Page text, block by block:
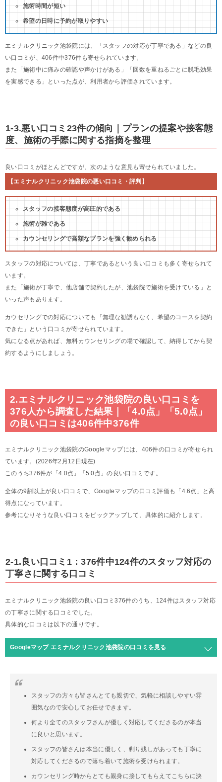
施術時間が短い
希望の日時に予約が取りやすい
エミナルクリニック池袋院には、「スタッフの対応が丁寧である」などの良
い口コミが、406件中376件も寄せられています。
また「施術中に痛みの確認や声かけがある」「回数を重ねるごとに脱毛効果
を実感できる」といった点が、利用者から評価されています。
1-3.悪い口コミ23件の傾向｜プランの提案や接客態
度、施術の手際に関する指摘を整理
良い口コミがほとんどですが、次のような意見も寄せられていました。
【エミナルクリニック池袋院の悪い口コミ・評判】
スタッフの接客態度が高圧的である
施術が雑である
カウンセリングで高額なプランを強く勧められる
スタッフの対応については、丁寧であるという良い口コミも多く寄せられて
います。
また「施術が丁寧で、他店舗で契約したが、池袋院で施術を受けている」と
いった声もあります。
カウセリングでの対応についても「無理な勧誘もなく、希望のコースを契約
できた」という口コミが寄せられています。
気になる点があれば、無料カウンセリングの場で確認して、納得してから契
約するようにしましょう。
2.エミナルクリニック池袋院の良い口コミを
376人から調査した結果｜「4.0点」「5.0点」
の良い口コミは406件中376件
エミナルクリニック池袋院のGoogleマップには、406件の口コミが寄せられ
ています。(2026年2月12日現在)
このうち376件が「4.0点」「5.0点」の良い口コミです。
全体の9割以上が良い口コミで、Googleマップの口コミ評価も「4.6点」と高
得点になっています。
参考になりそうな良い口コミをピックアップして、具体的に紹介します。
2-1.良い口コミ1：376件中124件のスタッフ対応の
丁寧さに関する口コミ
エミナルクリニック池袋院の良い口コミ376件のうち、124件はスタッフ対応
の丁寧さに関する口コミでした。
具体的な口コミは以下の通りです。
Googleマップ エミナルクリニック池袋院の口コミを見る
スタッフの方々も皆さんとても親切で、気軽に相談しやすい雰
囲気なので安心してお任せできます。
何より全てのスタッフさんが優しく対応してくださるのが本当
に良いと思います。
スタッフの皆さんは本当に優しく、剃り残しがあっても丁寧に
対応してくださるので落ち着いて施術を受けられます。
カウンセリング時からとても親身に接してもらえてこちらに決